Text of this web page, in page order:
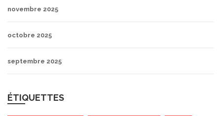
novembre 2025
octobre 2025
septembre 2025
ÉTIQUETTES